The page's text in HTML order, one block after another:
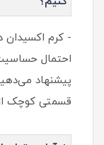
- کرم اکسیدان
احتمال
پیشنهاد
قسمتی کوچک